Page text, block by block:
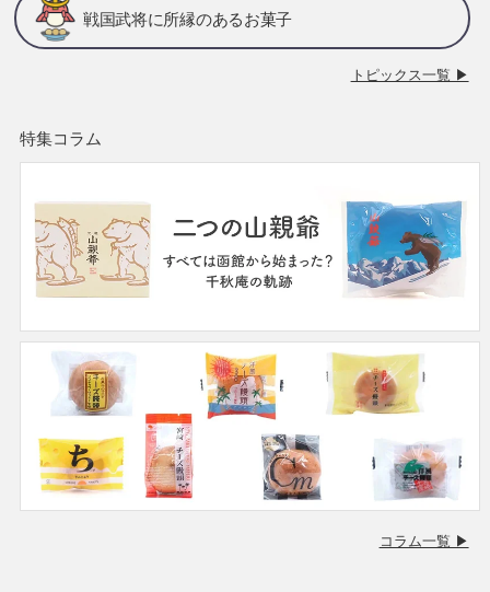
戦国武将に所縁のあるお菓子
トピックス一覧 ▶
特集コラム
コラム一覧 ▶